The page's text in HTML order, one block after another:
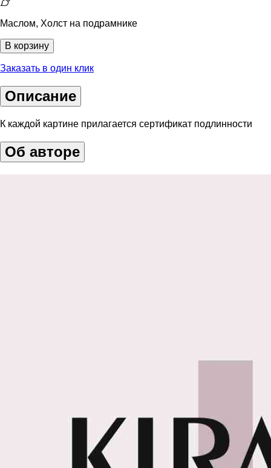
Маслом, Холст на подрамнике
В корзину
Заказать в один клик
Описание
К каждой картине прилагается сертификат подлинности
Об авторе